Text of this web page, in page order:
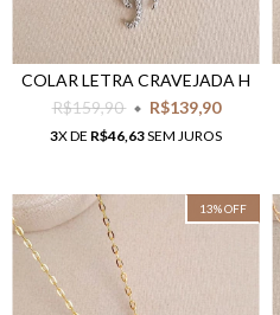
COLAR LETRA CRAVEJADA H
R$159,90
R$139,90
3X DE R$46,63SEM JUROS
13%OFF